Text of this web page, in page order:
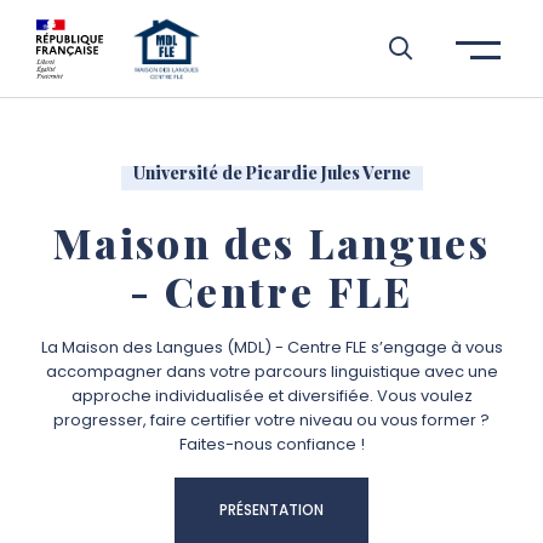
Aller à l’entête de page
Aller au menu principale
Aller au contenu principal
Aller à la recherche
Passer aux cookies
Aller au pied de page
Université de Picardie Jules Verne
Maison des Langues
- Centre FLE
La Maison des Langues (MDL) - Centre FLE s’engage à vous
accompagner dans votre parcours linguistique avec une
approche individualisée et diversifiée. Vous voulez
progresser, faire certifier votre niveau ou vous former ?
Faites-nous confiance !
PRÉSENTATION